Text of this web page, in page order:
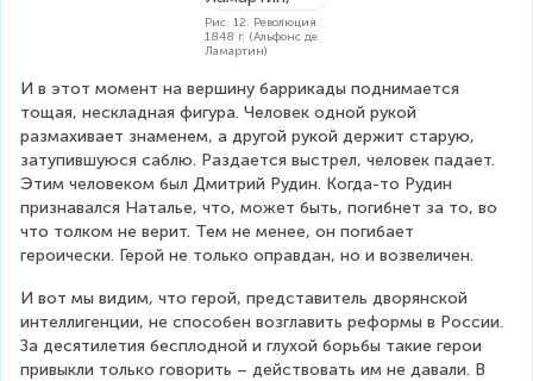
Рис. 12. Революция
1848 г. (Альфонс де
Ламартин)
И в этот момент на вершину баррикады поднимается
тощая, нескладная фигура. Человек одной рукой
размахивает знаменем, а другой рукой держит старую,
затупившуюся саблю. Раздается выстрел, человек падает.
Этим человеком был Дмитрий Рудин. Когда-то Рудин
признавался Наталье, что, может быть, погибнет за то, во
что толком не верит. Тем не менее, он погибает
героически. Герой не только оправдан, но и возвеличен.
И вот мы видим, что герой, представитель дворянской
интеллигенции, не способен возглавить реформы в России.
За десятилетия бесплодной и глухой борьбы такие герои
привыкли только говорить – действовать им не давали. В